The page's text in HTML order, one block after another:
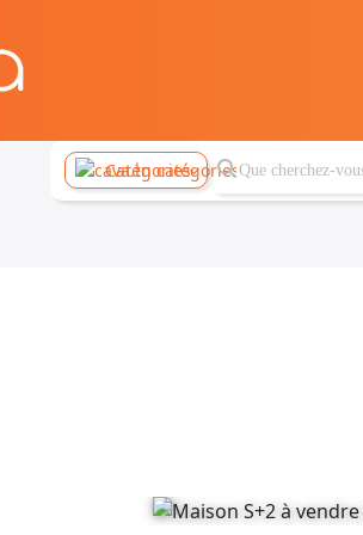
Catégories